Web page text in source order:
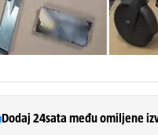
Dodaj 24sata među omiljene